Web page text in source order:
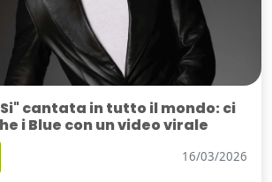
cantata in tutto il mondo: ci
i Blue con un video virale
16/03/2026